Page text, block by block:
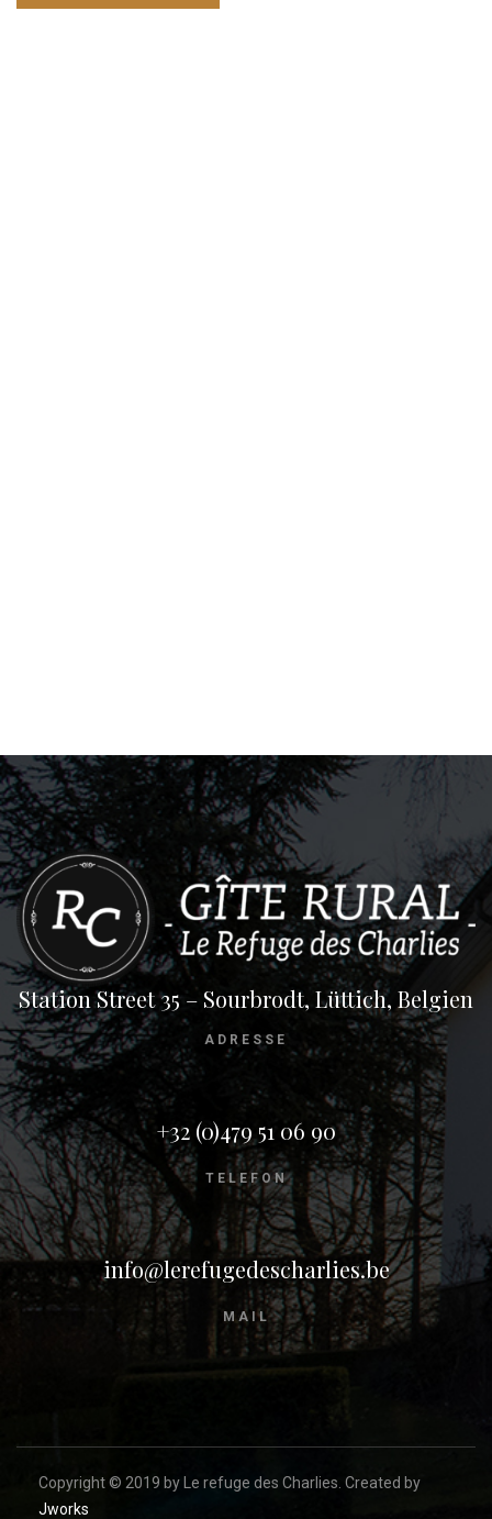
Station Street 35 – Sourbrodt, Lüttich, Belgien
ADRESSE
+32 (0)479 51 06 90
TELEFON
info@lerefugedescharlies.be
MAIL
Copyright © 2019 by Le refuge des Charlies. Created by
Jworks